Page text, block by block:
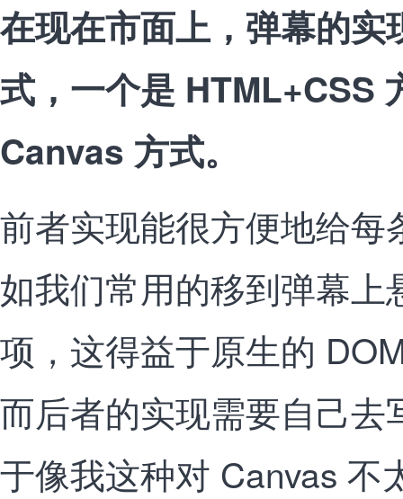
在现在市面上，弹幕的实
式，一个是 HTML+CSS
Canvas 方式。
前者实现能很方便地给每
如我们常用的移到弹幕上
项，这得益于原生的
而后者的实现需要自己去
于像我这种对 Canvas 不